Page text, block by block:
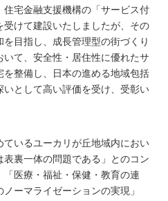
住宅金融支援機構の「サービス付
受けて建設いたしましたが、その
目指し、成長管理型の街づくり
て、安全性・居住性に優れたサ
整備し、日本の進める地域包括
として高い評価を受け、受彰い
いるユーカリが丘地域内におい
裏一体の問題である」とのコン
医療・福祉・保健・教育の連
ーマライゼーションの実現」